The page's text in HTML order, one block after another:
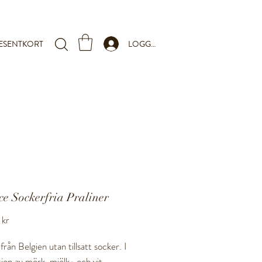
LOGGA IN
Sockerfria Praliner
Pris
Belgien utan tillsatt socker. I